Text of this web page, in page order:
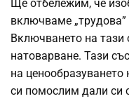
Ще отбележим, че
включваме „трудова”
Включването на тази
натоварване. Тази
на
си помослим дали си